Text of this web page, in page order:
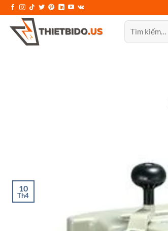
qua
nội
Tìm
kiếm:
10
Th4